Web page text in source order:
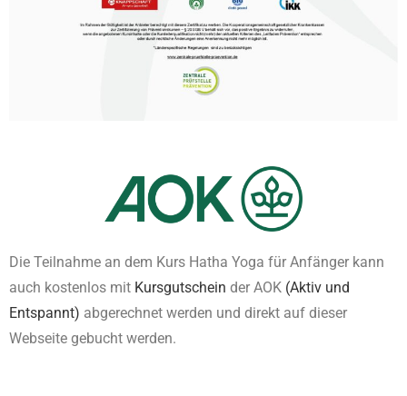
Die Teilnahme an dem Kurs Hatha Yoga für Anfänger kann
auch kostenlos mit Kursgutschein der AOK (Aktiv und
Entspannt) abgerechnet werden und direkt auf dieser
Webseite gebucht werden.